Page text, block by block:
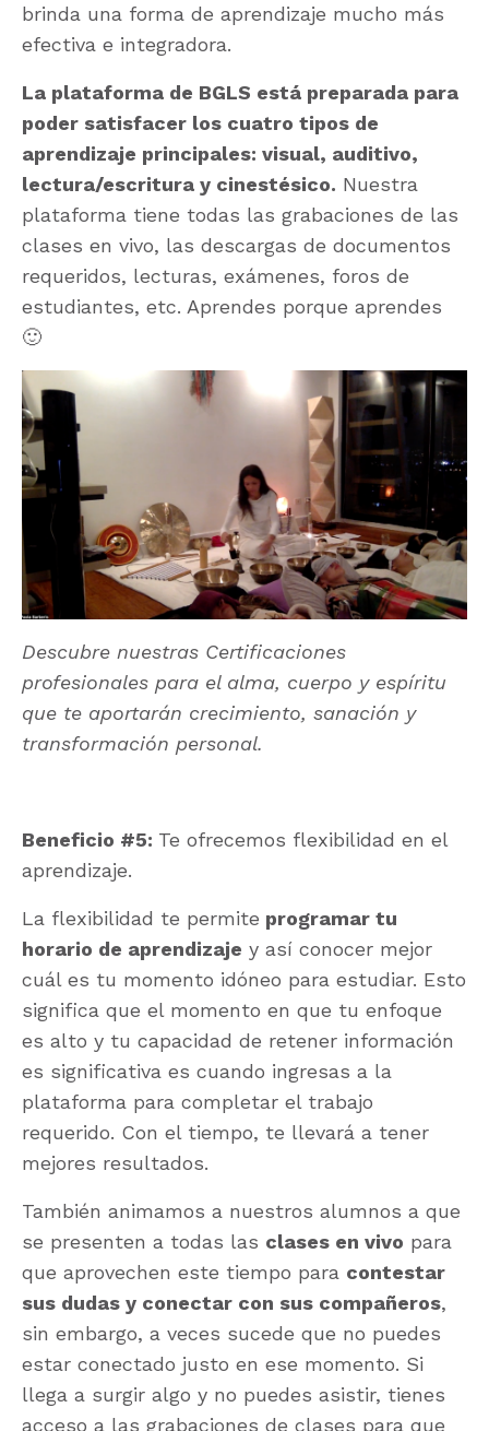
brinda una forma de aprendizaje mucho más
efectiva e integradora.
La plataforma de BGLS está preparada para
poder satisfacer los cuatro tipos de
aprendizaje principales: visual, auditivo,
lectura/escritura y cinestésico. Nuestra
plataforma tiene todas las grabaciones de las
clases en vivo, las descargas de documentos
requeridos, lecturas, exámenes, foros de
estudiantes, etc. Aprendes porque aprendes
🙂
Descubre nuestras Certificaciones
profesionales para el alma, cuerpo y espíritu
que te aportarán crecimiento, sanación y
transformación personal.
Beneficio #5: Te ofrecemos flexibilidad en el
aprendizaje.
La flexibilidad te permite programar tu
horario de aprendizaje y así conocer mejor
cuál es tu momento idóneo para estudiar. Esto
significa que el momento en que tu enfoque
es alto y tu capacidad de retener información
es significativa es cuando ingresas a la
plataforma para completar el trabajo
requerido. Con el tiempo, te llevará a tener
mejores resultados.
También animamos a nuestros alumnos a que
se presenten a todas las clases en vivo para
que aprovechen este tiempo para contestar
sus dudas y conectar con sus compañeros,
sin embargo, a veces sucede que no puedes
estar conectado justo en ese momento. Si
llega a surgir algo y no puedes asistir, tienes
acceso a las grabaciones de clases para que